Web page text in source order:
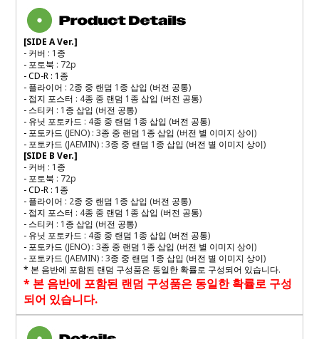
[SIDE A Ver.]
- 커버 : 1 종
- 포토북 : 72p
- CD-R : 1 종
- 플라이어 : 2종 중 랜덤 1 종 삽입 (버전 공통)
- 접지 포스터 : 4종 중 랜덤 1 종 삽입 (버전 공통)
- 스티커 : 1 종 삽입 (버전 공통)
- 유닛 포토카드 : 4종 중 랜덤 1 종 삽입 (버전 공통)
- 포토카드 (JENO) : 3종 중 랜덤 1 종 삽입 (버전 별 이미지 상이)
- 포토카드 (JAEMIN) : 3종 중 랜덤 1 종 삽입 (버전 별 이미지 상이)
[SIDE B Ver.]
- 커버 : 1 종
- 포토북 : 72p
- CD-R : 1 종
- 플라이어 : 2종 중 랜덤 1 종 삽입 (버전 공통)
- 접지 포스터 : 4종 중 랜덤 1 종 삽입 (버전 공통)
- 스티커 : 1 종 삽입 (버전 공통)
- 유닛 포토카드 : 4종 중 랜덤 1 종 삽입 (버전 공통)
- 포토카드 (JENO) : 3종 중 랜덤 1 종 삽입 (버전 별 이미지 상이)
- 포토카드 (JAEMIN) : 3종 중 랜덤 1 종 삽입 (버전 별 이미지 상이)
* 본 음반에 포함된 랜덤 구성품은 동일한 확률로 구성되어 있습니다.
* 본 음반에 포함된 랜덤 구성품은 동일한 확률로 구성
되어 있습니다.